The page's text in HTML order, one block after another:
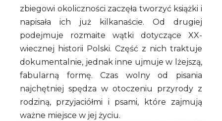
zbiegowi okoliczności zaczęła tworzyć książki i
napisała ich już kilkanaście. Od drugiej
podejmuje rozmaite wątki dotyczące XX-
wiecznej historii Polski. Część z nich traktuje
dokumentalnie, jednak inne ujmuje w lżejszą,
fabularną formę. Czas wolny od pisania
najchętniej spędza w otoczeniu przyrody z
rodziną, przyjaciółmi i psami, które zajmują
ważne miejsce w jej życiu.